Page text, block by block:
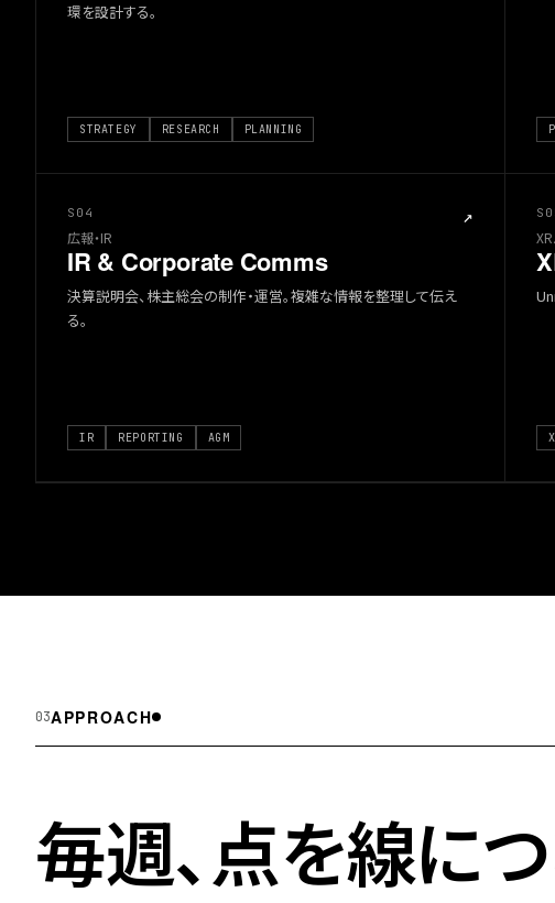
環を設計する。
STRATEGY RESEARCH PLANNING
S04 ↗
広報・IR
IR & Corporate Comms
決算説明会、株主総会の制作・運営。複雑な情報を整理して伝え
る。
IR REPORTING AGM
03APPROACH
毎週、点を線につ